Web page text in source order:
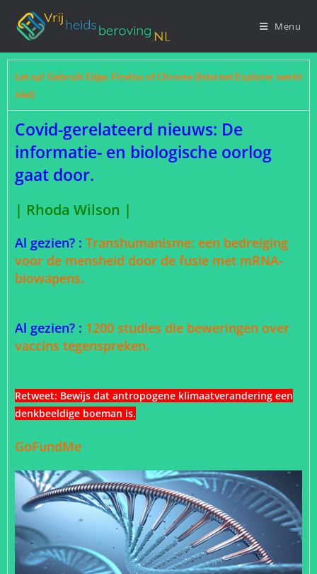
Menu
Let op! Gebruik Edge, Firefox of Chrome (Internet Explorer werkt
niet)
Covid-gerelateerd nieuws: De
informatie- en biologische oorlog
gaat door.
| Rhoda Wilson |
Al gezien? : Transhumanisme: een bedreiging
voor de mensheid door de fusie met mRNA-
biowapens.
Al gezien? : 1200 studies die beweringen over
vaccins tegenspreken.
Retweet: Bewijs dat antropogene klimaatverandering een
denkbeeldige boeman is.
GoFundMe